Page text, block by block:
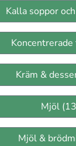
Kalla soppor
Kräm &
Mjöl
Mjöl &